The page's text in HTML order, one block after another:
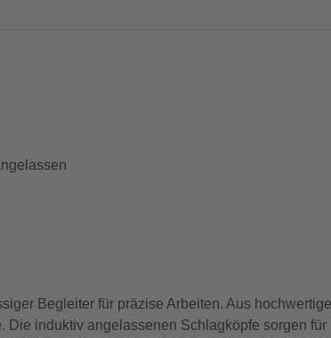
Begleiter für präzise Arbeiten. Aus
induktiv angelassenen Schlagköpfe sorgen